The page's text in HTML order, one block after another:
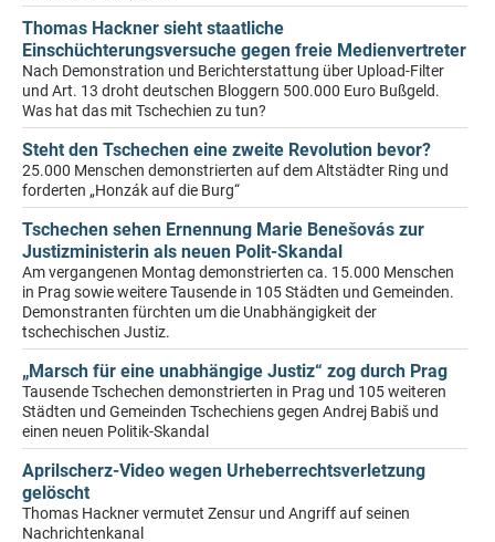
Thomas Hackner sieht staatliche
Einschüchterungsversuche gegen freie Medienvertreter
Nach Demonstration und Berichterstattung über Upload-Filter
und Art. 13 droht deutschen Bloggern 500.000 Euro Bußgeld.
Was hat das mit Tschechien zu tun?
Steht den Tschechen eine zweite Revolution bevor?
25.000 Menschen demonstrierten auf dem Altstädter Ring und
forderten „Honzák auf die Burg“
Tschechen sehen Ernennung Marie Benešovás zur
Justizministerin als neuen Polit-Skandal
Am vergangenen Montag demonstrierten ca. 15.000 Menschen
in Prag sowie weitere Tausende in 105 Städten und Gemeinden.
Demonstranten fürchten um die Unabhängigkeit der
tschechischen Justiz.
„Marsch für eine unabhängige Justiz“ zog durch Prag
Tausende Tschechen demonstrierten in Prag und 105 weiteren
Städten und Gemeinden Tschechiens gegen Andrej Babiš und
einen neuen Politik-Skandal
Aprilscherz-Video wegen Urheberrechtsverletzung
gelöscht
Thomas Hackner vermutet Zensur und Angriff auf seinen
Nachrichtenkanal